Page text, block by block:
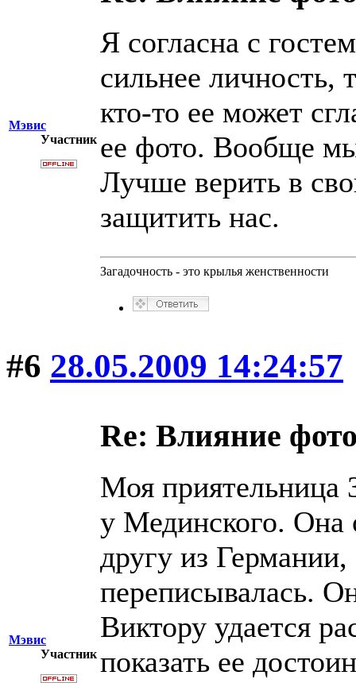
Мэвис
Участник
Я согласна с
сильнее личность,
кто-то ее может
ее фото. Вообще
Лучше верить в
защитить нас.
Загадочность - это крылья женственности
#6 28.05.2009 14:24:57
Мэвис
Участник
Re: Влияние
Моя приятельница
у Мединского. Она
другу из
переписывалась.
Виктору удается
показать ее